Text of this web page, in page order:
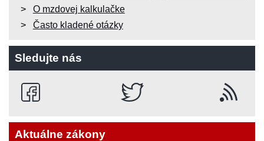
O mzdovej kalkulačke
Často kladené otázky
Sledujte nás
Aktuálne zákony